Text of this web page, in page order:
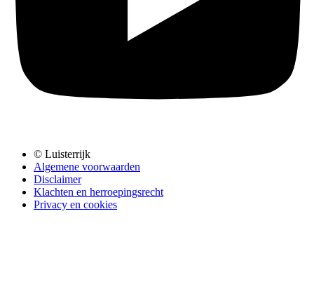
© Luisterrijk
Algemene voorwaarden
Disclaimer
Klachten en herroepingsrecht
Privacy en cookies